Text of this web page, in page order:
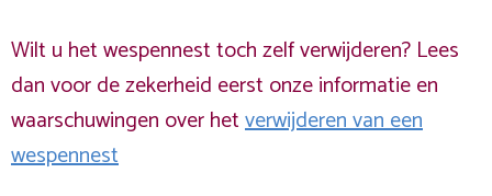
Wilt u het wespennest toch zelf verwijderen? Lees
dan voor de zekerheid eerst onze informatie en
waarschuwingen over hetverwijderen van een
wespennest